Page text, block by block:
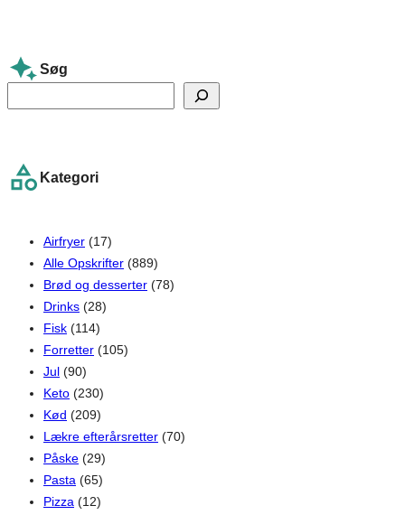
Søg
e
c
Kategori
Airfryer (17)
Alle Opskrifter (889)
Brød og desserter (78)
Drinks (28)
Fisk (114)
Forretter (105)
Jul (90)
Keto (230)
Kød (209)
Lækre efterårsretter (70)
Påske (29)
Pasta (65)
Pizza (12)